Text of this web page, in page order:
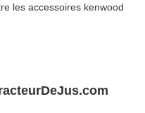
les accessoires kenwood